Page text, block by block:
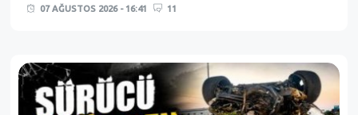
07 AĞUSTOS 2026 - 16:41 11